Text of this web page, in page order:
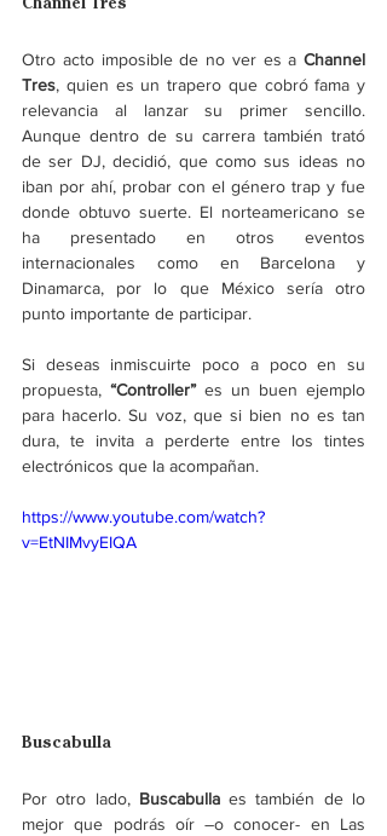
Otro acto imposible de no ver es a Channel
Tres, quien es un trapero que cobró fama y
relevancia al lanzar su primer sencillo.
Aunque dentro de su carrera también trató
de ser DJ, decidió, que como sus ideas no
iban por ahí, probar con el género trap y fue
donde obtuvo suerte. El norteamericano se
ha presentado en otros eventos
internacionales como en Barcelona y
Dinamarca, por lo que México sería otro
punto importante de participar.
Si deseas inmiscuirte poco a poco en su
propuesta, “Controller” es un buen ejemplo
para hacerlo. Su voz, que si bien no es tan
dura, te invita a perderte entre los tintes
electrónicos que la acompañan.
https://www.youtube.com/watch?
v=EtNIMvyEIQA
Buscabulla
Por otro lado, Buscabulla es también de lo
mejor que podrás oír –o conocer- en Las